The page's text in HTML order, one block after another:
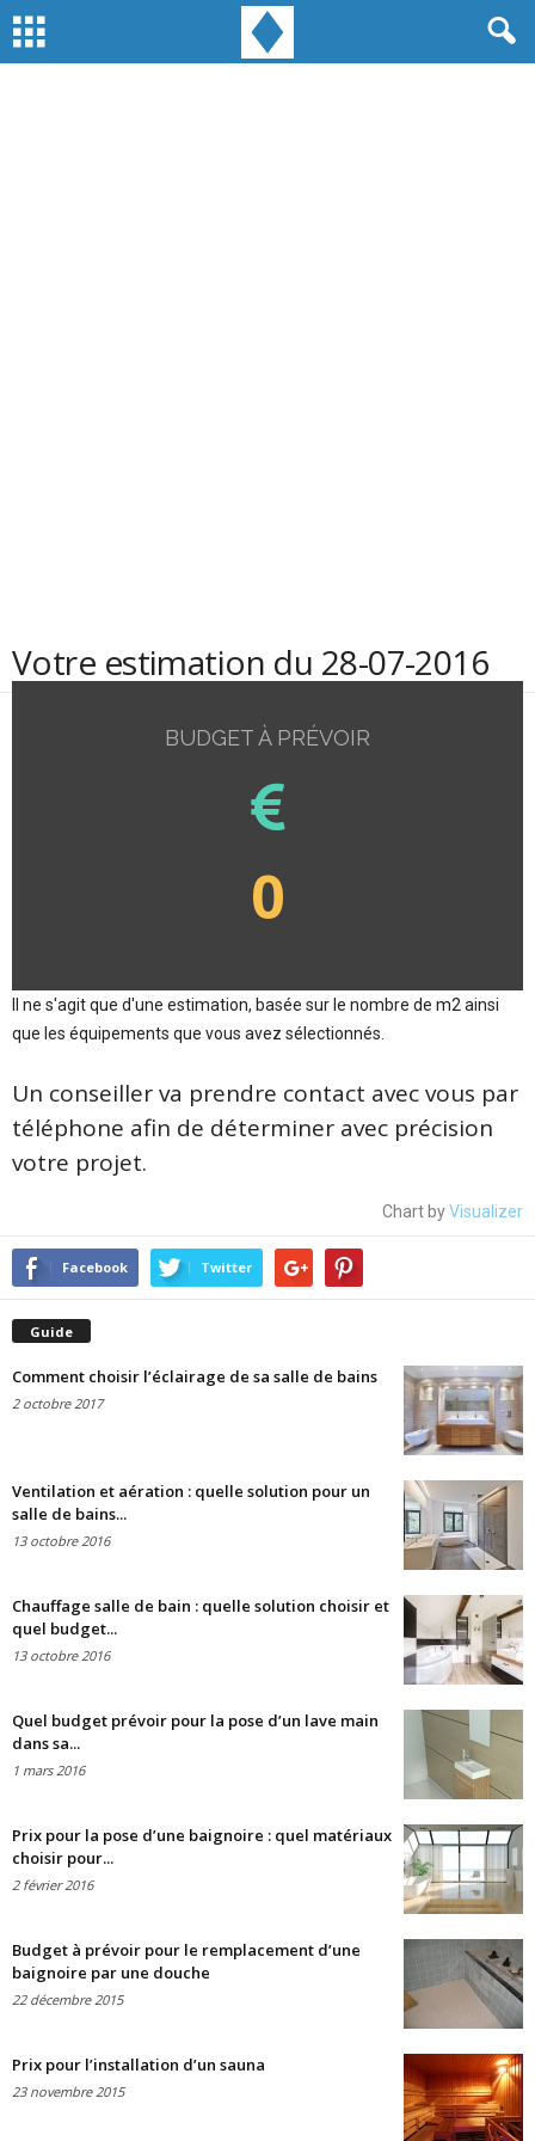
Votre estimation du 28-07-2016
BUDGET À PRÉVOIR
0
Il ne s'agit que d'une estimation, basée sur le nombre de m2 ainsi
que les équipements que vous avez sélectionnés.
Un conseiller va prendre contact avec vous par
téléphone afin de déterminer avec précision
votre projet.
Chart byVisualizer
Facebook Twitter
Guide
Comment choisir l’éclairage de sa salle de bains
2 octobre 2017
Ventilation et aération : quelle solution pour un
salle de bains...
13 octobre 2016
Chauffage salle de bain : quelle solution choisir et
quel budget...
13 octobre 2016
Quel budget prévoir pour la pose d’un lave main
dans sa...
1 mars 2016
Prix pour la pose d’une baignoire : quel matériaux
choisir pour...
2 février 2016
Budget à prévoir pour le remplacement d’une
baignoire par une douche
22 décembre 2015
Prix pour l’installation d’un sauna
23 novembre 2015